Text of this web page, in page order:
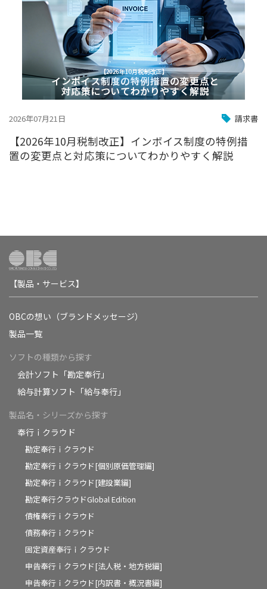
2026年07月21日 請求書
【2026年10月税制改正】インボイス制度の特例措
置の変更点と対応策についてわかりやすく解説
【製品・サービス】
OBCの想い（ブランドメッセージ）
製品一覧
ソフトの種類から探す
会計ソフト「勘定奉行」
給与計算ソフト「給与奉行」
製品名・シリーズから探す
奉行ｉクラウド
勘定奉行ｉクラウド
勘定奉行ｉクラウド[個別原価管理編]
勘定奉行ｉクラウド[建設業編]
勘定奉行クラウドGlobal Edition
債権奉行ｉクラウド
債務奉行ｉクラウド
固定資産奉行ｉクラウド
申告奉行ｉクラウド[法人税・地方税編]
申告奉行ｉクラウド[内訳書・概況書編]